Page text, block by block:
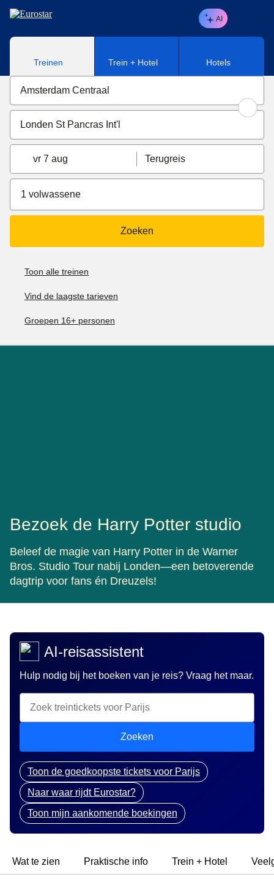
Naar hoofdinhoud
AI
Treinen Trein + Hotel Hotels
vr 7 aug Terugreis
1 volwassene
Zoeken
Toon alle treinen
Vind de laagste tarieven
Groepen 16+ personen
Bezoek de Harry Potter studio
Beleef de magie van Harry Potter in de Warner
Bros. Studio Tour nabij Londen—een betoverende
dagtrip voor fans én Dreuzels!
AI-reisassistent
Hulp nodig bij het boeken van je reis? Vraag het maar.
Zoeken
Toon de goedkoopste tickets voor Parijs
Naar waar rijdt Eurostar?
Toon mijn aankomende boekingen
Wat te zien Praktische info Trein + Hotel